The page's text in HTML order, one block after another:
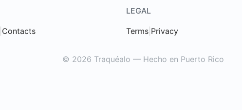
Contacts
LEGAL
Terms Privacy
© 2026 Traquéalo — Hecho en Puerto Rico